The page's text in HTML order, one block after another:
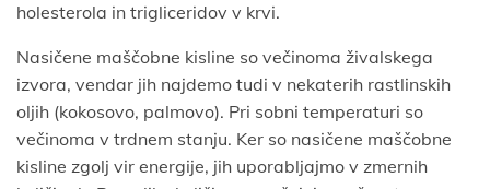
holesterola in trigliceridov v krvi.
Nasičene maščobne kisline so večinoma živalskega
izvora, vendar jih najdemo tudi v nekaterih rastlinskih
oljih (kokosovo, palmovo). Pri sobni temperaturi so
večinoma v trdnem stanju. Ker so nasičene maščobne
kisline zgolj vir energije, jih uporabljajmo v zmernih